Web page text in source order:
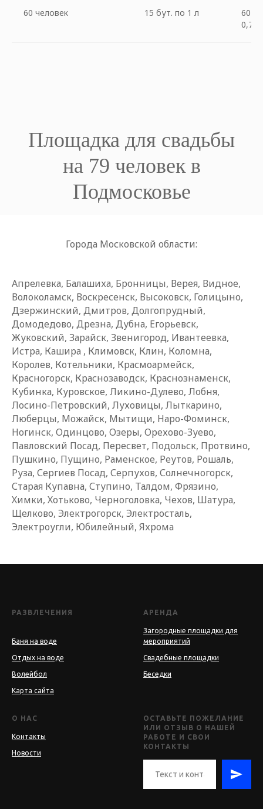
60 человек 15 бут. по 1 л
60
0,75
Площадка для свадьбы
на 79 человек в
Подмосковье
Города Московской области:
Апрелевка, Балашиха, Бронницы, Верея, Видное,
Волоколамск, Воскресенск, Высоковск, Голицыно,
Дзержинский, Дмитров, Долгопрудный,
Домодедово, Дрезна, Дубна, Егорьевск,
Жуковский, Зарайск, Звенигород, Ивантеевка,
Истра, Кашира , Климовск, Клин, Коломна,
Королев, Котельники, Красмоармейск,
Красногорск, Краснозаводск, Краснознаменск,
Кубинка, Куровское, Ликино-Дулево, Лобня,
Лосино-Петровский, Луховицы, Лыткарино,
Люберцы, Можайск, Мытищи, Наро-Фоминск,
Ногинск, Одинцово, Озеры, Орехово-Зуево,
Павловский Посад, Пересвет, Подольск, Протвино,
Пушкино, Пущино, Раменское, Реутов, Рошаль,
Руза, Сергиев Посад, Серпухов, Солнечногорск,
Старая Купавна, Ступино, Талдом, Фрязино,
Химки, Хотьково, Черноголовка, Чехов, Шатура,
Щелково, Электрогорск, Электросталь,
Электроугли, Юбилейный, Яхрома
РАЗВЛЕЧЕНИЯ
Баня на воде
Отдых на воде
Волейбол
Карта сайта
АРЕНДА
Загородные площадки для
мероприятий
Свадебные площадки
Беседки
О НАС
Контакты
Новости
ОСТАВЬТЕ ПОЖЕЛАНИЕ
ИЛИ ОТЗЫВ О НАШЕЙ
РАБОТЕ И СВОИ
КОНТАКТЫ